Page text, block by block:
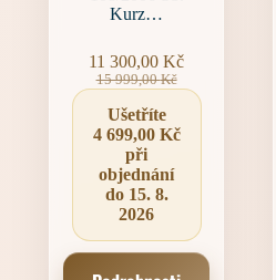
Kurz…
15 999,00Kč
Původní
byla:
15 999,00 Kč.
11 300,00Kč
Aktuální
je:
11 300,00 Kč.
Ušetříte
4 699,00 Kč
při
objednání
do 15. 8.
2026